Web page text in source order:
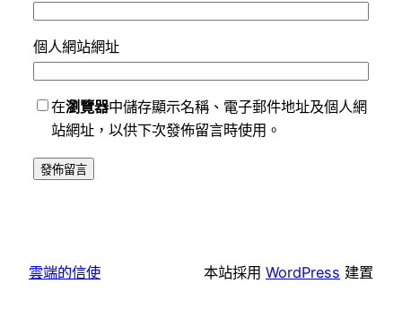
個人網站網址
在瀏覽器中儲存顯示名稱、電子郵件地址及個人網
站網址，以供下次發佈留言時使用。
雲端的信使 本站採用 WordPress 建置